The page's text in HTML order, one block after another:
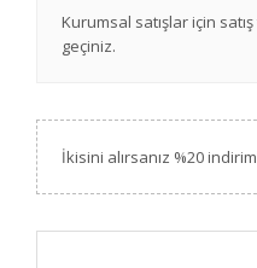
Kurumsal satışlar için
geçiniz.
İkisini alırsanız %20